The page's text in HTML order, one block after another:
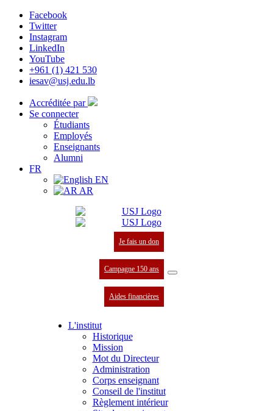
Facebook
Twitter
Instagram
LinkedIn
YouTube
+961 (1) 421 530
iesav@usj.edu.lb
Accréditée par
Se connecter
Étudiants
Employés
Enseignants
Alumni
FR
EN
AR
Je fais un don
Campagne 150 ans
Aides financières
L'institut
Historique
Mission
Mot du Directeur
Administration
Corps enseignant
Conseil de l'institut
Règlement intérieur